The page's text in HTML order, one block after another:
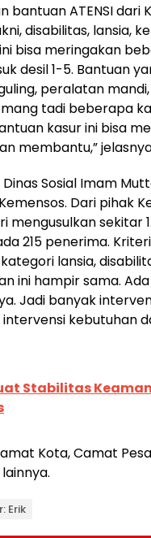
bantuan ATENSI
disabilitas, lansia,
bisa meringakan
desil 1-5. Bantuan
peralatan
tadi beberapa
kasur ini bisa
membantu,”
Sosial Imam
Dari pihak
mengusulkan sekitar
215 penerima.
lansia,
ini hampir sama.
Jadi banyak
kebutuhan
Stabilitas
Kota, Camat
Erik